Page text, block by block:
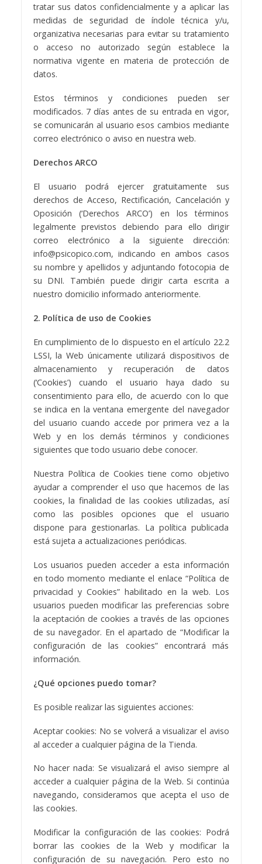
tratar sus datos confidencialmente y a aplicar las
medidas de seguridad de índole técnica y/u,
organizativa necesarias para evitar su tratamiento
o acceso no autorizado según establece la
normativa vigente en materia de protección de
datos.
Estos términos y condiciones pueden ser
modificados. 7 días antes de su entrada en vigor,
se comunicarán al usuario esos cambios mediante
correo electrónico o aviso en nuestra web.
Derechos ARCO
El usuario podrá ejercer gratuitamente sus
derechos de Acceso, Rectificación, Cancelación y
Oposición (‘Derechos ARCO’) en los términos
legalmente previstos debiendo para ello dirigir
correo electrónico a la siguiente dirección:
info@psicopico.com, indicando en ambos casos
su nombre y apellidos y adjuntando fotocopia de
su DNI. También puede dirigir carta escrita a
nuestro domicilio informado anteriormente.
2. Política de uso de Cookies
En cumplimiento de lo dispuesto en el artículo 22.2
LSSI, la Web únicamente utilizará dispositivos de
almacenamiento y recuperación de datos
(‘Cookies’) cuando el usuario haya dado su
consentimiento para ello, de acuerdo con lo que
se indica en la ventana emergente del navegador
del usuario cuando accede por primera vez a la
Web y en los demás términos y condiciones
siguientes que todo usuario debe conocer.
Nuestra Política de Cookies tiene como objetivo
ayudar a comprender el uso que hacemos de las
cookies, la finalidad de las cookies utilizadas, así
como las posibles opciones que el usuario
dispone para gestionarlas. La política publicada
está sujeta a actualizaciones periódicas.
Los usuarios pueden acceder a esta información
en todo momento mediante el enlace “Política de
privacidad y Cookies” habilitado en la web. Los
usuarios pueden modificar las preferencias sobre
la aceptación de cookies a través de las opciones
de su navegador. En el apartado de “Modificar la
configuración de las cookies” encontrará más
información.
¿Qué opciones puedo tomar?
Es posible realizar las siguientes acciones:
Aceptar cookies: No se volverá a visualizar el aviso
al acceder a cualquier página de la Tienda.
No hacer nada: Se visualizará el aviso siempre al
acceder a cualquier página de la Web. Si continúa
navegando, consideramos que acepta el uso de
las cookies.
Modificar la configuración de las cookies: Podrá
borrar las cookies de la Web y modificar la
configuración de su navegación. Pero esto no